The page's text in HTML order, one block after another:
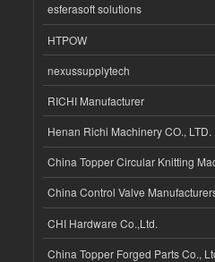
esferasoft solutions
HTPOW
nexussupplytech
RICHI Manufacturer
Henan Richi Machinery CO., LTD.
China Topper Circular Knitting
China Control Valve
CHI Hardware Co.,Ltd.
China Topper Forged Parts Co.,